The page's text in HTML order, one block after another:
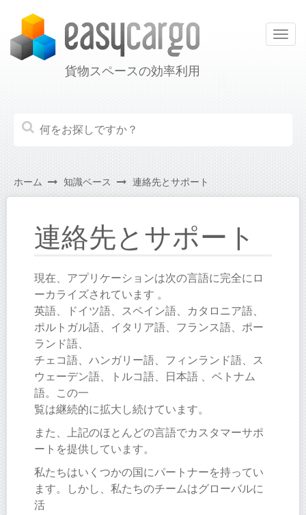
貨物スペースの効率利用
ホーム 知識ベース 連絡先とサポート
連絡先とサポート
現在、アプリケーションは次の言語に完全にロ
ーカライズされています 。
英語、ドイツ語、スペイン語、カタロニア語、
ポルトガル語、イタリア語、フランス語、ポー
ランド語、
チェコ語、ハンガリー語、フィンランド語、ス
ウェーデン語、トルコ語、日本語 、ベトナム
語。この一
覧は継続的に拡大し続けています。
また、上記のほとんどの言語でカスタマーサポ
ートを提供しています。
私たちはいくつかの国にパートナーを持ってい
ます。しかし、私たちのチームはグローバルに
活